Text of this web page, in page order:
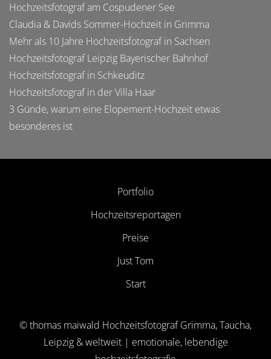
Hochzeitsfotograf am Cospudener See
Claudia & Davids Sommer-Hochzeit in Grimma
Mehr als 10 Jahre Hochzeitsfotograf in Sachsen
Hochzeitsfotograf Leipzig Bayerischer Bahnhof
Hochzeitsfotograf in Schkeuditz
Hochzeitsfotograf in der Villa Haar
3 Günde, warum eine Elopement-Hochzeit etwas
besonderes ist
Portfolio
Hochzeitsreportagen
Preise
Just Tom
Start
© thomas maiwald Hochzeitsfotograf Grimma, Taucha,
Leipzig & weltweit | emotionale, lebendige